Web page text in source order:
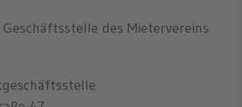
des Mietervereins